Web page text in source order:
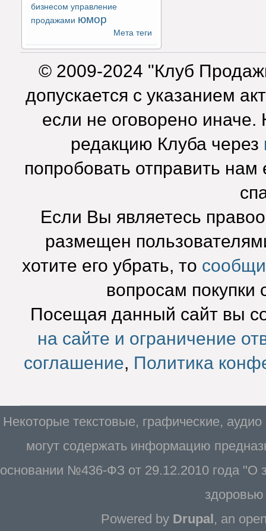
бизнесом управление
продажами юмор
Мета теги
© 2009-2024 "Клуб
допускается с указанием
если не оговорено
редакцию Клуба через
попробовать отправить нам
Если Вы являетесь
размещен
хотите его убрать, то
вопросам покупки
Посещая данный сайт вы
на сайте и ограничение
соглашение, Политика
Некоторые текстовые, графические,
могут содержать информацию
основании №436-ФЗ от 29.12.2010 года "О
Powered by Drupal, an